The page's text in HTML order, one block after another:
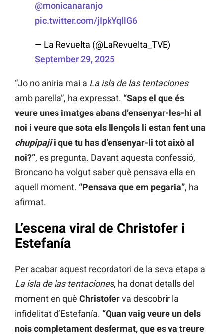
@monicanaranjo
pic.twitter.com/jIpkYqllG6
— La Revuelta (@LaRevuelta_TVE)
September 29, 2025
“Jo no aniria mai a La isla de las tentaciones
amb parella”, ha expressat. “Saps el que és
veure unes imatges abans d’ensenyar-les-hi al
noi i veure que sota els llençols li estan fent una
chupipajii que tu has d’ensenyar-li tot això al
noi?”, es pregunta. Davant aquesta confessió,
Broncano ha volgut saber què pensava ella en
aquell moment. “Pensava que em pegaria”, ha
afirmat.
L’escena viral de Christofer i
Estefanía
Per acabar aquest recordatori de la seva etapa a
La isla de las tentaciones, ha donat detalls del
moment en què Christoferva descobrir la
infidelitat d’Estefanía. “Quan vaig veure un dels
nois completament desfermat, que es va treure